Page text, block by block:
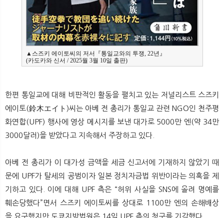
▲스즈키 에이토씨의 저서『통일교와의 투쟁, 22년』
(카도카와 신서 / 2025월 3월 10일 출판)
한편 통일교에 대해 비판적인 활동을 펼치고 있는 저널리스트 스즈키
에이토(鈴木エイト)씨는 아베 전 총리가 통일교 관련 NGO인 천주평
화연합(UPF) 행사에 영상 메시지를 보낸 대가로 5000만 엔(약 34만
3000달러)을 받았다고 지속해서 주장하고 있다.
아베 전 총리가 이 대가성 금액을 세금 신고서에 기재하지 않았기 때
문에 UPF가 탈세의 공범이자 일본 정치자금법 위반이라는 의혹을 제
기하고 있다. 이에 대해 UPF 측은 “허위 사실을 SNS에 올려 명예를
훼손당했다”면서 스즈키 에이토씨를 상대로 1100만 엔의 손해배상
을 요구했지만 도쿄지방법원은 14일 UPF 측의 청구를 기각했다.